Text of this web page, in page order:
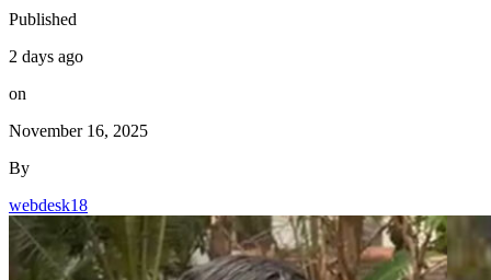
Published
2 days ago
on
November 16, 2025
By
webdesk18